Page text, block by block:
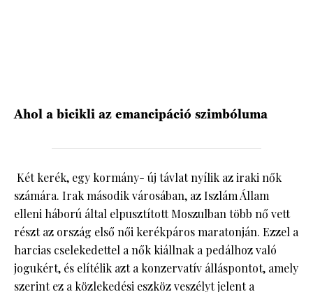
Ahol a bicikli az emancipáció szimbóluma
Két kerék, egy kormány- új távlat nyílik az iraki nők
számára. Irak második városában, az Iszlám Állam
elleni háború által elpusztított Moszulban több nő vett
részt az ország első női kerékpáros maratonján. Ezzel a
harcias cselekedettel a nők kiállnak a pedálhoz való
jogukért, és elítélik azt a konzervatív álláspontot, amely
szerint ez a közlekedési eszköz veszélyt jelent a